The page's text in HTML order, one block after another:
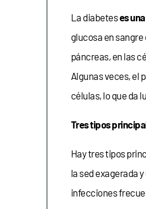
La diabeteses
glucosa en
páncreas, en las
Algunas veces, el
células, lo que da
Tres tipos
Hay tres tipos
la sed exagerada
infecciones